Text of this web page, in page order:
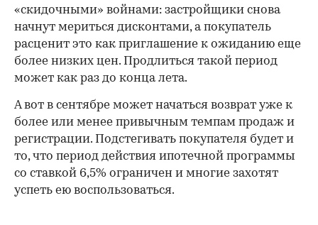
«скидочными» войнами: застройщики снова
начнут мериться дисконтами, а покупатель
расценит это как приглашение к ожиданию еще
более низких цен. Продлиться такой период
может как раз до конца лета.
А вот в сентябре может начаться возврат уже к
более или менее привычным темпам продаж и
регистрации. Подстегивать покупателя будет и
то, что период действия ипотечной программы
со ставкой 6,5% ограничен и многие захотят
успеть ею воспользоваться.